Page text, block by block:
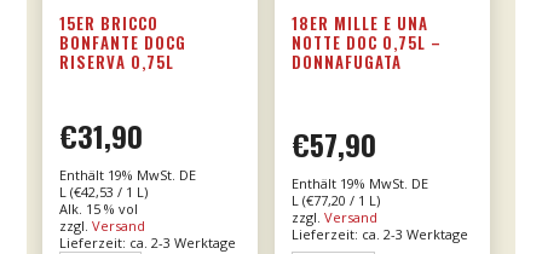
15ER BRICCO
BONFANTE DOCG
RISERVA 0,75L
€31,90
Enthält 19% MwSt. DE
L (€42,53 / 1 L)
Alk. 15 % vol
zzgl. Versand
Lieferzeit: ca. 2-3 Werktage
18ER MILLE E UNA
NOTTE DOC 0,75L –
DONNAFUGATA
€57,90
Enthält 19% MwSt. DE
L (€77,20 / 1 L)
zzgl.Versand
Lieferzeit: ca. 2-3 Werktage